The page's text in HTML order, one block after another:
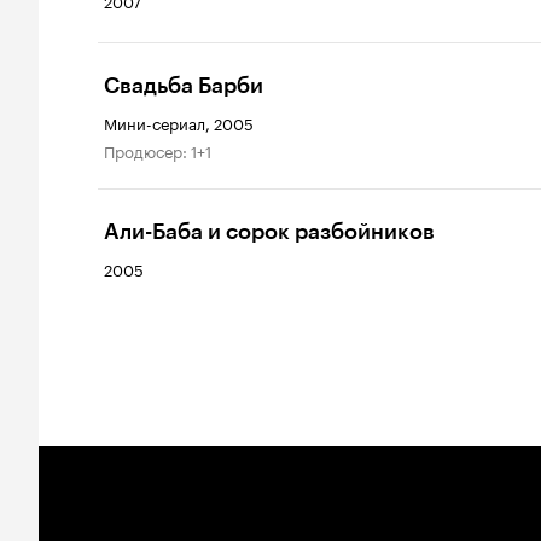
Свадьба Барби
Мини-сериал, 2005
продюсер: 1+1
Али-Баба и сорок разбойников
2005